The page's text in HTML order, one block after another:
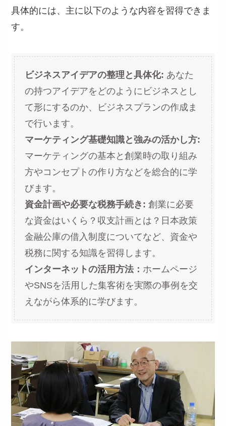
具体的には、主に以下のような内容を習得できま
す。
ビジネスアイデアの整理と具体化: あなた
の持つアイデアをどのようにビジネスとし
て形にするのか、ビジネスプランの作成ま
で行います。
マーケティング基礎知識と強みの活かし方:
マーケティングの基本と創業時の取り組み
方やコンセプトの作り方などを総合的に学
びます。
資金計画や必要な税務手続き:創業に必要
な資金はいくら？収支計画とは？日本政策
金融公庫の借入制度についてなど、資金や
税務に関する知識を習得します。
インターネットの活用方法： ホームページ
やSNSを活用した集客術を実際の事例を交
えながら体系的に学びます。